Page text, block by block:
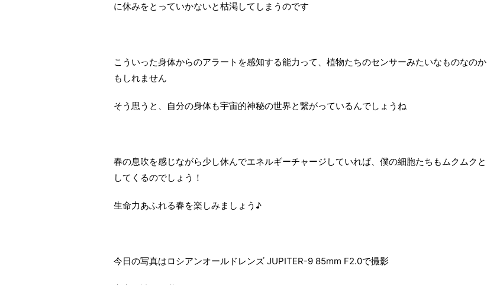
に休みをとっていかないと枯渇してしまうのです
こういった身体からのアラートを感知する能力って、植物たちのセンサーみたいなものなのか
もしれません
そう思うと、自分の身体も宇宙的神秘の世界と繋がっているんでしょうね
春の息吹を感じながら少し休んでエネルギーチャージしていれば、僕の細胞たちもムクムクと
してくるのでしょう！
生命力あふれる春を楽しみましょう♪
今日の写真はロシアンオールドレンズ JUPITER-9 85mm F2.0で撮影